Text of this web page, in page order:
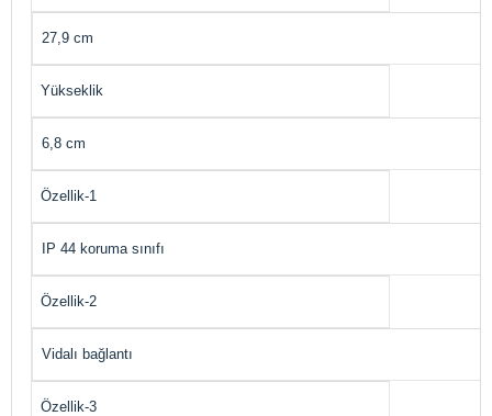
27,9 cm
Yükseklik
6,8 cm
Özellik-1
IP 44 koruma sınıfı
Özellik-2
Vidalı bağlantı
Özellik-3